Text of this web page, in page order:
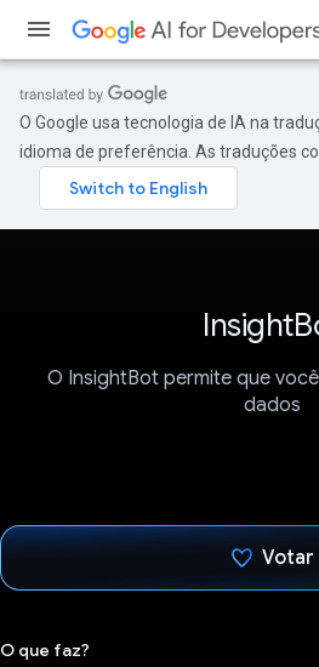
O Google usa tecnologia de IA na
idioma de preferência. As traduções
O InsightBot permite que
dados
Votar
O que faz?